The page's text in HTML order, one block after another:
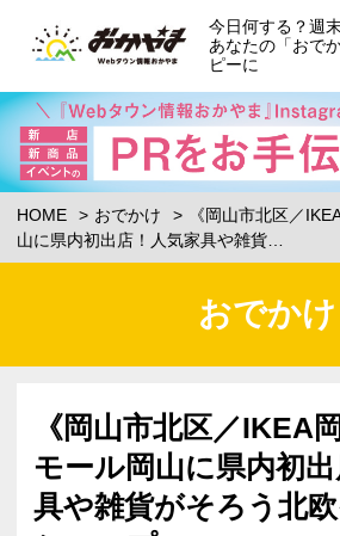
今日何する？週
あなたの「おで
ピーに
HOME おでかけ
《岡山市北区／
山に県内初出店！人気家具や雑貨…
おでかけ
《岡山市北区／IKEA
モール岡山に県内初
具や雑貨がそろう北